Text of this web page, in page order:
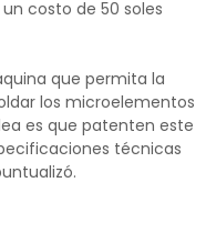
costo de 50 soles
que permita la
los microelementos
es que patenten este
técnicas